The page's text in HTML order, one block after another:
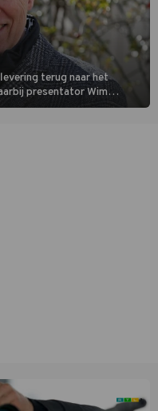
terug naar het
presentator Wim
de tijd aan de hand van